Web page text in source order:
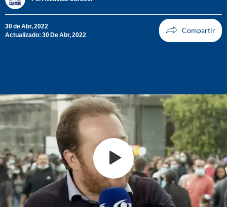
30 de Abr, 2022
Actualizado: 30 De Abr, 2022